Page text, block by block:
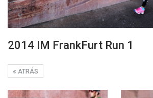
2014 IM FrankFurt Run 1
ATRÁS